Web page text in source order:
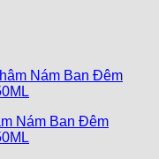
Nám Ban Đêm